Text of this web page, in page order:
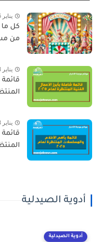
يناير 6, 2025
كل ما
من
يناير 3, 2025
قائمة
يناير 3, 2025
أدوية الصيدلية
أدوية الصيدلية